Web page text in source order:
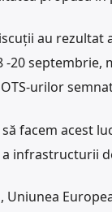
au rezultat
-20 septembrie,
urilor
facem acest
infrastructurii
Uniunea